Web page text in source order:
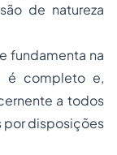
de natureza
fundamenta na
é completo e,
a todos
por disposições